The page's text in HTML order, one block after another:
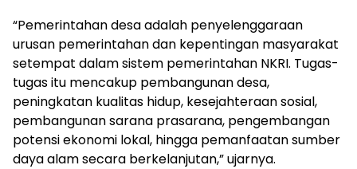
“Pemerintahan desa adalah penyelenggaraan
urusan pemerintahan dan kepentingan masyarakat
setempat dalam sistem pemerintahan NKRI. Tugas-
tugas itu mencakup pembangunan desa,
peningkatan kualitas hidup, kesejahteraan sosial,
pembangunan sarana prasarana, pengembangan
potensi ekonomi lokal, hingga pemanfaatan sumber
daya alam secara berkelanjutan,” ujarnya.